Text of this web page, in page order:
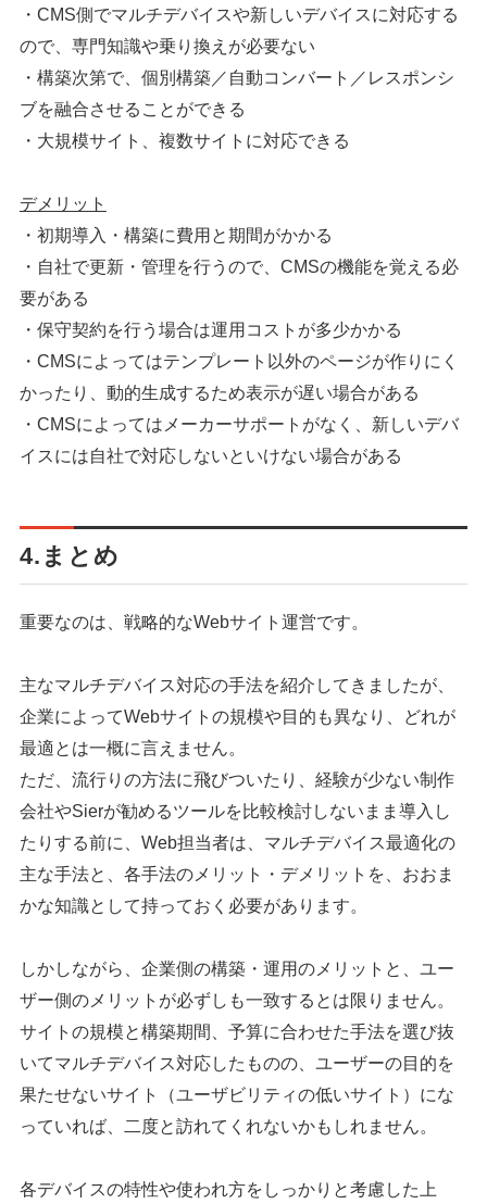
・CMS側でマルチデバイスや新しいデバイスに対応する
ので、専門知識や乗り換えが必要ない
・構築次第で、個別構築／自動コンバート／レスポンシ
ブを融合させることができる
・大規模サイト、複数サイトに対応できる
デメリット
・初期導入・構築に費用と期間がかかる
・自社で更新・管理を行うので、CMSの機能を覚える必
要がある
・保守契約を行う場合は運用コストが多少かかる
・CMSによってはテンプレート以外のページが作りにく
かったり、動的生成するため表示が遅い場合がある
・CMSによってはメーカーサポートがなく、新しいデバ
イスには自社で対応しないといけない場合がある
4.まとめ
重要なのは、戦略的なWebサイト運営です。
主なマルチデバイス対応の手法を紹介してきましたが、
企業によってWebサイトの規模や目的も異なり、どれが
最適とは一概に言えません。
ただ、流行りの方法に飛びついたり、経験が少ない制作
会社やSierが勧めるツールを比較検討しないまま導入し
たりする前に、Web担当者は、マルチデバイス最適化の
主な手法と、各手法のメリット・デメリットを、おおま
かな知識として持っておく必要があります。
しかしながら、企業側の構築・運用のメリットと、ユー
ザー側のメリットが必ずしも一致するとは限りません。
サイトの規模と構築期間、予算に合わせた手法を選び抜
いてマルチデバイス対応したものの、ユーザーの目的を
果たせないサイト（ユーザビリティの低いサイト）にな
っていれば、二度と訪れてくれないかもしれません。
各デバイスの特性や使われ方をしっかりと考慮した上